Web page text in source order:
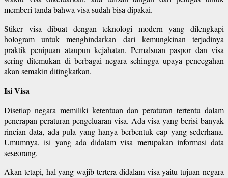
memberi tanda bahwa visa sudah bisa dipakai.
Stiker visa dibuat dengan teknologi modern yang dilengkapi
hologram untuk menghindarkan dari kemungkinan terjadinya
praktik penipuan ataupun kejahatan. Pemalsuan paspor dan visa
sering ditemukan di berbagai negara sehingga upaya pencegahan
akan semakin ditingkatkan.
Isi Visa
Disetiap negara memiliki ketentuan dan peraturan tertentu dalam
penerapan peraturan pengeluaran visa. Ada visa yang berisi banyak
rincian data, ada pula yang hanya berbentuk cap yang sederhana.
Umumnya, isi yang ada didalam visa merupakan informasi data
seseorang.
Akan tetapi, hal yang wajib tertera didalam visa yaitu tujuan negara